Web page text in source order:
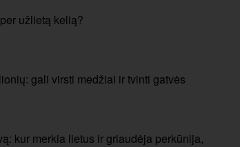
užlietą kelią?
gali virsti medžiai ir tvinti gatvės
kur merkia lietus ir griaudėja perkūnija,